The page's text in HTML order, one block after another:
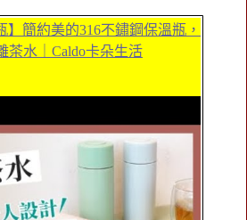
】簡約美的316不鏽鋼保溫瓶，
茶水｜Caldo卡朵生活